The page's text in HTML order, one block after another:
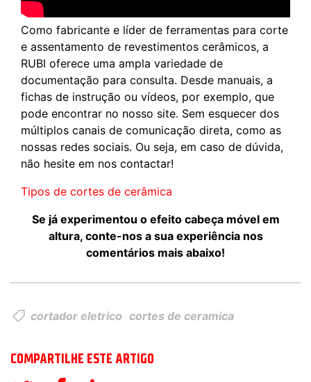
Como fabricante e líder de ferramentas para corte
e assentamento de revestimentos cerâmicos, a
RUBI oferece uma ampla variedade de
documentação para consulta. Desde manuais, a
fichas de instrução ou vídeos, por exemplo, que
pode encontrar no nosso site. Sem esquecer dos
múltiplos canais de comunicação direta, como as
nossas redes sociais. Ou seja, em caso de dúvida,
não hesite em nos contactar!
Tipos de cortes de cerâmica
Se já experimentou o efeito cabeça móvel em
altura, conte-nos a sua experiência nos
comentários mais abaixo!
cortador eletrico cortes de ceramica
COMPARTILHE ESTE ARTIGO